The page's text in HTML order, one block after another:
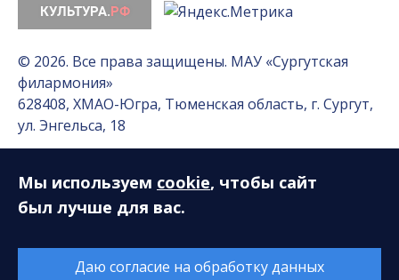
© 2026. Все права защищены. МАУ «Сургутская
филармония»
628408, ХМАО-Югра, Тюменская область, г. Сургут,
ул. Энгельса, 18
Разработка сайта — Интернет-лаборатория
«Делиссимо»
Обслуживание сайта —А1 Интернет-Эксперт
Мы используем cookie, чтобы сайт
был лучше для вас.
Даю согласие на обработку данных